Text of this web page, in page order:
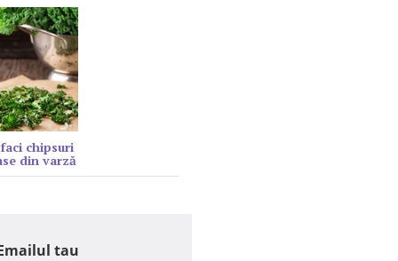
chipsuri
din varză
tau